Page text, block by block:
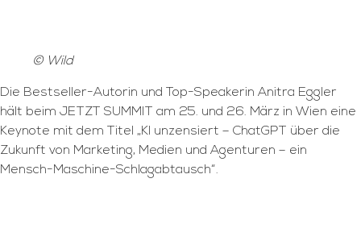
© Wild
Die Bestseller-Autorin und Top-Speakerin Anitra Eggler
hält beim JETZT SUMMIT am 25. und 26. März in Wien eine
Keynote mit dem Titel „KI unzensiert – ChatGPT über die
Zukunft von Marketing, Medien und Agenturen – ein
Mensch-Maschine-Schlagabtausch“.